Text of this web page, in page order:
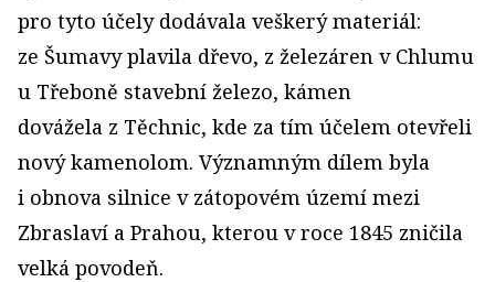
pro tyto účely dodávala veškerý materiál:
ze Šumavy plavila dřevo, z železáren v Chlumu
u Tře­boně stavební železo, kámen
dovážela z Těchnic, kde za tím úče­lem otevřeli
nový kamenolom. Významným dílem byla
i obnova silnice v zátopovém území mezi
Zbraslaví a Prahou, kterou v roce 1845 zničila
velká povodeň.